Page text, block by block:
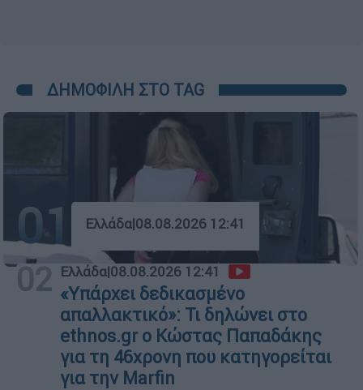
ΔΗΜΟΦΙΛΗ ΣΤΟ TAG
01 Ελλάδα|08.08.2026 12:41
02 Ελλάδα|08.08.2026 12:41
«Υπάρχει δεδικασμένο
απαλλακτικό»: Τι δηλώνει στο
ethnos.gr ο Κώστας Παπαδάκης
για τη 46χρονη που κατηγορείται
για την Marfin